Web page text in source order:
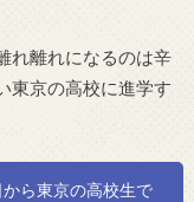
れ離れになるのは辛
東京の高校に進学す
から東京の高校生で